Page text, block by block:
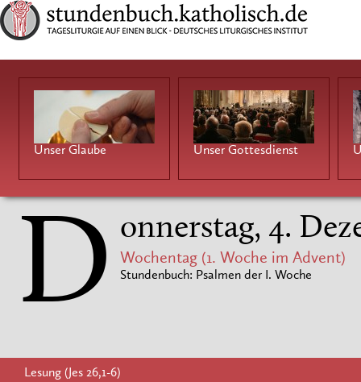
Unser Glaube Unser Gottesdienst
D onnerstag, 4.
Wochentag (1. Woche im Advent)
Stundenbuch: Psalmen der I. Woche
Lesung (Jes 26,1-6)